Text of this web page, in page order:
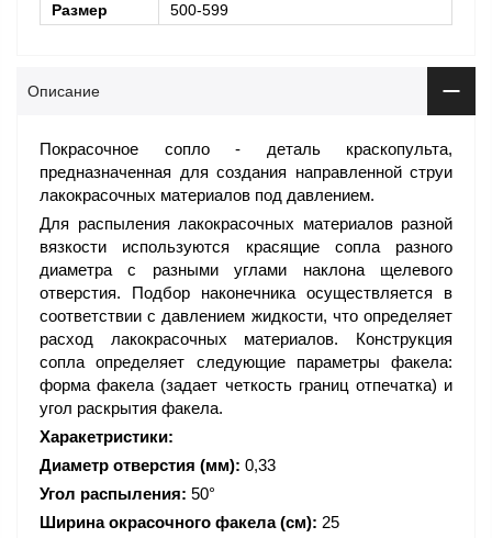
Размер
500-599
Описание
Покрасочное сопло - деталь краскопульта,
предназначенная для создания направленной струи
лакокрасочных материалов под давлением.
Для распыления лакокрасочных материалов разной
вязкости используются красящие сопла разного
диаметра с разными углами наклона щелевого
отверстия. Подбор наконечника осуществляется в
соответствии с давлением жидкости, что определяет
расход лакокрасочных материалов. Конструкция
сопла определяет следующие параметры факела:
форма факела (задает четкость границ отпечатка) и
угол раскрытия факела.
Харакетристики:
Диаметр отверстия (мм): 0,33
Угол распыления: 50°
Ширина окрасочного факела (см): 25